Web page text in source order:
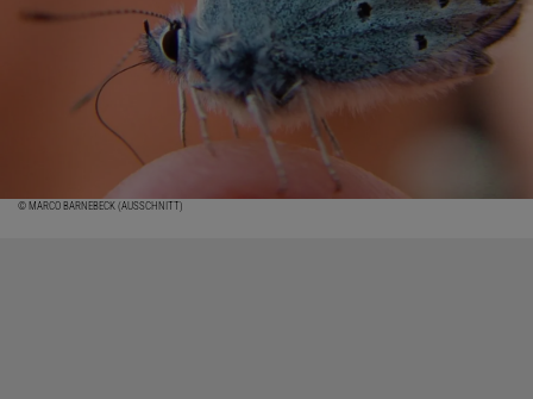
© MARCO BARNEBECK (AUSSCHNITT)